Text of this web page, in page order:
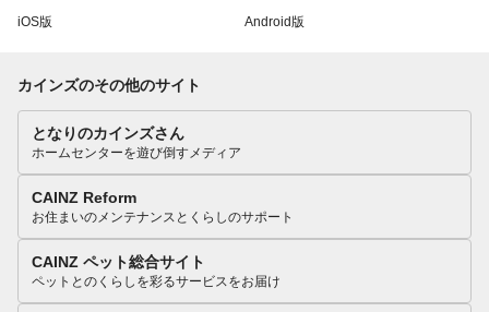
iOS版 Android版
カインズのその他のサイト
となりのカインズさん
ホームセンターを遊び倒すメディア
CAINZ Reform
お住まいのメンテナンスとくらしのサポート
CAINZ ペット総合サイト
ペットとのくらしを彩るサービスをお届け